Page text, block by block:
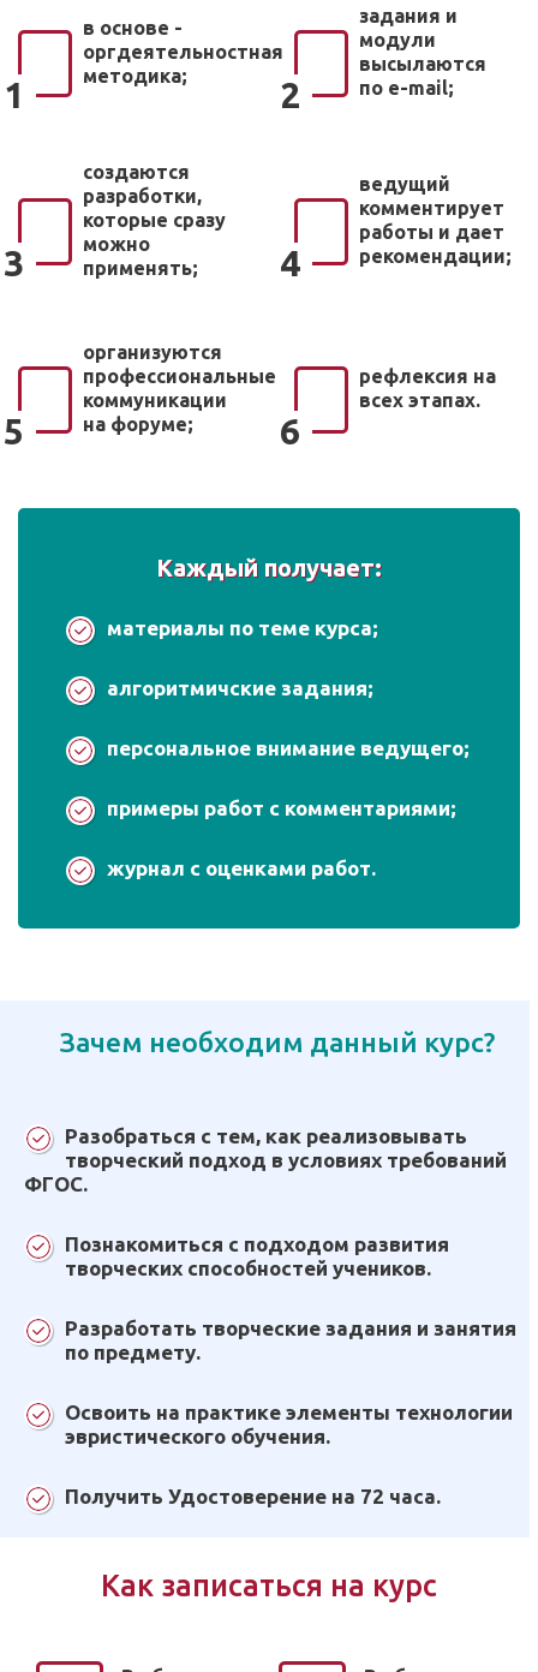
1
в основе -
оргдеятельностная
методика;
2
задания и
модули
высылаются
по e-mail;
3
создаются
разработки,
которые сразу
можно
применять;
4
ведущий
комментирует
работы и дает
рекомендации;
5
организуются
профессиональные
коммуникации
на форуме;
6
рефлексия на
всех этапах.
Каждый получает:
материалы по теме курса;
алгоритмичские задания;
персональное внимание ведущего;
примеры работ с комментариями;
журнал с оценками работ.
Зачем необходим данный курс?
Разобраться с тем, как реализовывать
творческий подход в условиях требований
ФГОС.
Познакомиться с подходом развития
творческих способностей учеников.
Разработать творческие задания и занятия
по предмету.
Освоить на практике элементы технологии
эвристического обучения.
Получить Удостоверение на 72 часа.
Как записаться на курс